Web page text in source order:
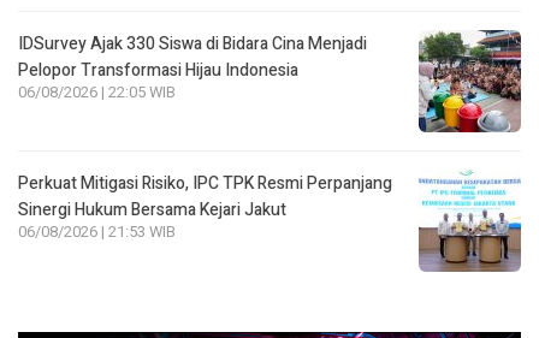
IDSurvey Ajak 330 Siswa di Bidara Cina Menjadi
Pelopor Transformasi Hijau Indonesia
06/08/2026 | 22:05 WIB
Perkuat Mitigasi Risiko, IPC TPK Resmi Perpanjang
Sinergi Hukum Bersama Kejari Jakut
06/08/2026 | 21:53 WIB